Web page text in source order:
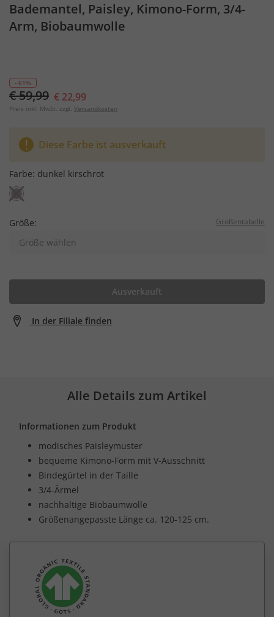
Bademantel, Paisley, Kimono-Form, 3/4-
Arm, Biobaumwolle
- 61%
€ 59,99 € 22,99
Preis inkl. MwSt. zzgl. Versandkosten
Diese Farbe ist ausverkauft
Farbe: dunkel kirschrot
Größe: Größentabelle
Größe wählen
Ausverkauft
In der Filiale finden
Alle Details zum Artikel
Informationen zum Produkt
modisches Paisleymuster
bequeme Kimono-Form mit V-Ausschnitt
Bindegürtel in der Taille
3/4-Ärmel
nachhaltige Biobaumwolle
Größenangepasste Länge ca. 120-125 cm.